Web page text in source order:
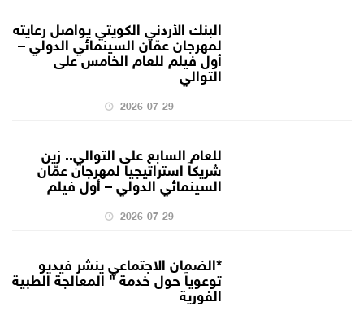
البنك الأردني الكويتي يواصل رعايته
لمهرجان عمّان السينمائي الدولي –
أول فيلم للعام الخامس على
التوالي
2026-07-29
للعام السابع على التوالي.. زين
شريكاً استراتيجياً لمهرجان عمّان
السينمائي الدولي – أول فيلم
2026-07-29
*الضمان الاجتماعي ينشر فيديو
توعوياً حول خدمة " المعالجة الطبية
الفورية